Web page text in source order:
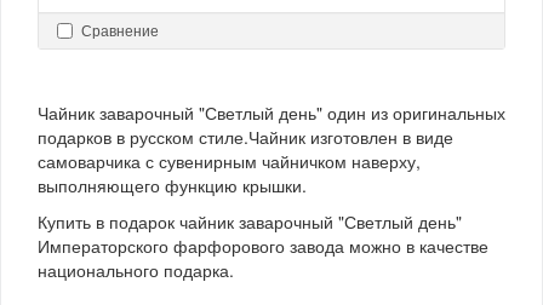
Сравнение
Чайник заварочный "Светлый день" один из оригинальных
подарков в русском стиле.Чайник изготовлен в виде
самоварчика с сувенирным чайничком наверху,
выполняющего функцию крышки.
Купить в подарок чайник заварочный "Светлый день"
Императорского фарфорового завода можно в качестве
национального подарка.